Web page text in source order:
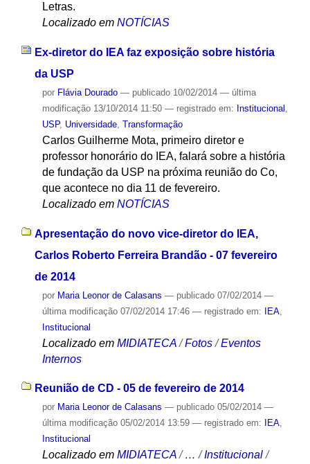
Letras.
Localizado em NOTÍCIAS
Ex-diretor do IEA faz exposição sobre história
da USP
por Flávia Dourado — publicado10/02/2014 — última
modificação13/10/2014 11:50 — registrado em: Institucional
USP, Universidade, Transformação
Carlos Guilherme Mota, primeiro diretor e
professor honorário do IEA, falará sobre a história
de fundação da USP na próxima reunião do Co,
que acontece no dia 11 de fevereiro.
Localizado em NOTÍCIAS
Apresentação do novo vice-diretor do IEA,
Carlos Roberto Ferreira Brandão - 07 fevereiro
de 2014
por Maria Leonor de Calasans — publicado07/02/2014 —
última modificação07/02/2014 17:46 — registrado em: IEA,
Institucional
Localizado em MIDIATECA /Fotos /Eventos
Internos
Reunião de CD - 05 de fevereiro de 2014
por Maria Leonor de Calasans — publicado05/02/2014 —
última modificação05/02/2014 13:59 — registrado em: IEA,
Institucional
Localizado em MIDIATECA /…/Institucional /